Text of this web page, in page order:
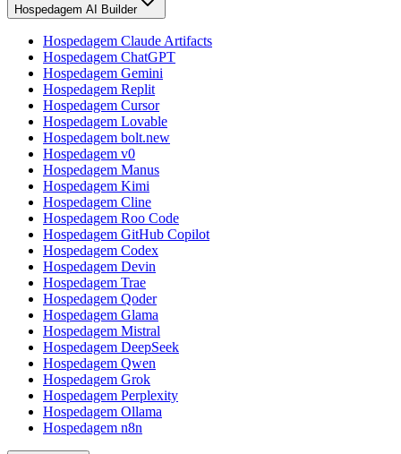
Hospedagem AI Builder
Hospedagem Claude Artifacts
Hospedagem ChatGPT
Hospedagem Gemini
Hospedagem Replit
Hospedagem Cursor
Hospedagem Lovable
Hospedagem bolt.new
Hospedagem v0
Hospedagem Manus
Hospedagem Kimi
Hospedagem Cline
Hospedagem Roo Code
Hospedagem GitHub Copilot
Hospedagem Codex
Hospedagem Devin
Hospedagem Trae
Hospedagem Qoder
Hospedagem Glama
Hospedagem Mistral
Hospedagem DeepSeek
Hospedagem Qwen
Hospedagem Grok
Hospedagem Perplexity
Hospedagem Ollama
Hospedagem n8n